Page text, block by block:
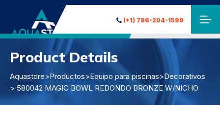
(+1) 786-204-1599
Product Details
Aquastore>Productos>Equipo para piscinas>Decorativos
> 580042 MAGIC BOWL REDONDO BRONZE W/NICHO